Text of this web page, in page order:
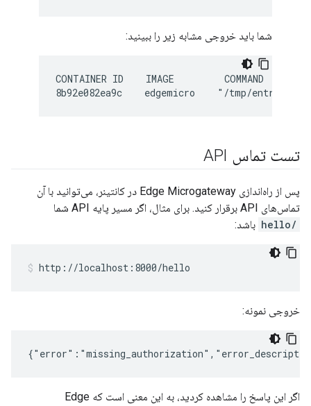
شما باید خروجی مشابه زیر را ببینید:
CONTAINER ID    IMAGE
تست تماس API
پس از راه‌اندازی Edge Microgateway در کانتینر، می‌توانید با آن
تماس‌های API برقرار کنید. برای مثال، اگر مسیر پایه API شما
/hello
باشد:
http://localhost:8000/hello
خروجی نمونه:
اگر این پاسخ را مشاهده کردید، به این معنی است که Edge